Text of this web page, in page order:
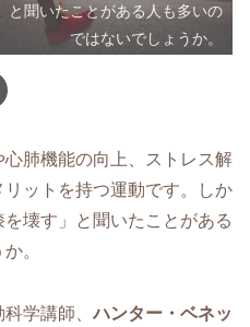
と聞いたことがある人も多いの
ではないでしょうか。
肺機能の向上、ストレス解
ットを持つ運動です。しか
壊す」と聞いたことがある
。
科学講師、ハンター・ベネッ